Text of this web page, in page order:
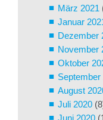
März 2021
Januar
Dezember
November
Oktober
September
August
Juli 2020
Juni 2020